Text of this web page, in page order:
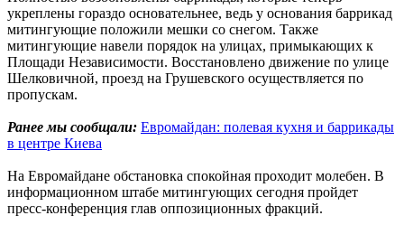
укреплены гораздо основательнее, ведь у основания баррикад
митингующие положили мешки со снегом. Также
митингующие навели порядок на улицах, примыкающих к
Площади Независимости. Восстановлено движение по улице
Шелковичной, проезд на Грушевского осуществляется по
пропускам.
Ранее мы сообщали: Евромайдан: полевая кухня и баррикады
в центре Киева
На Евромайдане обстановка спокойная проходит молебен. В
информационном штабе митингующих сегодня пройдет
пресс-конференция глав оппозиционных фракций.